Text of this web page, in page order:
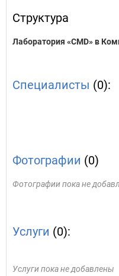
Структура
Лаборатория «CMD» в
Специалисты (0):
Фотографии (0)
Фотографии пока не
Услуги (0):
Услуги пока не добавлены